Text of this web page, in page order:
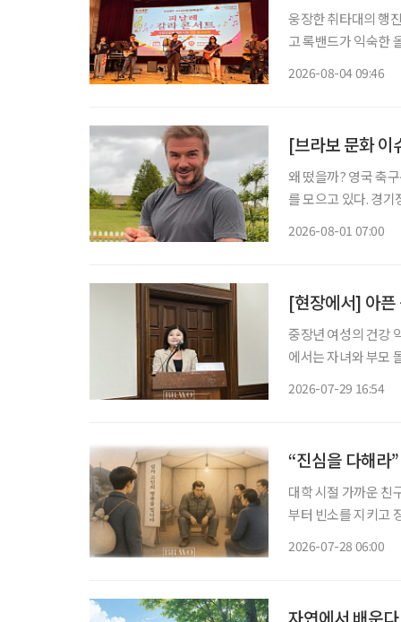
웅장한 취타대의 행
고 록밴드가 익숙한
2026-08-04 09:46
[브라보 문화 이
왜 떴을까? 영국 축구선수 데이비드 베컴(51)이 최근 인스타그램을 통해 공개한 일상이 화제
를 모으고 있다. 경
2026-08-01 07:00
[현장에서] 아픈
중장년 여성의 건강
에서는 자녀와 부모
2026-07-29 16:54
“진심을 다해라”
대학 시절 가까운 친
부터 빈소를 지키고
2026-07-28 06:00